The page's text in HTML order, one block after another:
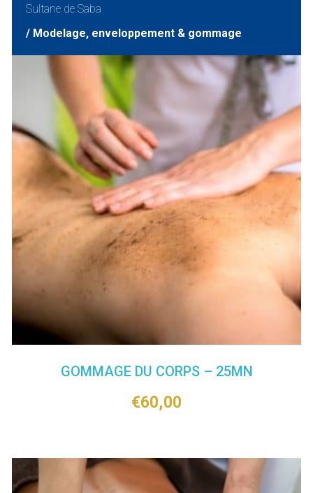
Sultane de Saba
/ Modelage, enveloppement & gommage
GOMMAGE DU CORPS – 25MN
€60,00